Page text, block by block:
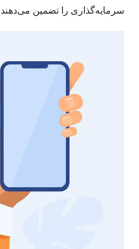
سرمایه‌گذاری را تضمین می‌دهند